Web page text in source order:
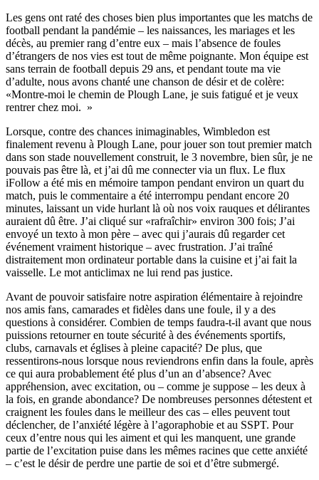
Les gens ont raté des choses bien plus importantes que les matchs de
football pendant la pandémie – les naissances, les mariages et les
décès, au premier rang d’entre eux – mais l’absence de foules
d’étrangers de nos vies est tout de même poignante. Mon équipe est
sans terrain de football depuis 29 ans, et pendant toute ma vie
d’adulte, nous avons chanté une chanson de désir et de colère:
«Montre-moi le chemin de Plough Lane, je suis fatigué et je veux
rentrer chez moi. »
Lorsque, contre des chances inimaginables, Wimbledon est
finalement revenu à Plough Lane, pour jouer son tout premier match
dans son stade nouvellement construit, le 3 novembre, bien sûr, je ne
pouvais pas être là, et j’ai dû me connecter via un flux. Le flux
iFollow a été mis en mémoire tampon pendant environ un quart du
match, puis le commentaire a été interrompu pendant encore 20
minutes, laissant un vide hurlant là où nos voix rauques et délirantes
auraient dû être. J’ai cliqué sur «rafraîchir» environ 300 fois; J’ai
envoyé un texto à mon père – avec qui j’aurais dû regarder cet
événement vraiment historique – avec frustration. J’ai traîné
distraitement mon ordinateur portable dans la cuisine et j’ai fait la
vaisselle. Le mot anticlimax ne lui rend pas justice.
Avant de pouvoir satisfaire notre aspiration élémentaire à rejoindre
nos amis fans, camarades et fidèles dans une foule, il y a des
questions à considérer. Combien de temps faudra-t-il avant que nous
puissions retourner en toute sécurité à des événements sportifs,
clubs, carnavals et églises à pleine capacité? De plus, que
ressentirons-nous lorsque nous reviendrons enfin dans la foule, après
ce qui aura probablement été plus d’un an d’absence? Avec
appréhension, avec excitation, ou – comme je suppose – les deux à
la fois, en grande abondance? De nombreuses personnes détestent et
craignent les foules dans le meilleur des cas – elles peuvent tout
déclencher, de l’anxiété légère à l’agoraphobie et au SSPT. Pour
ceux d’entre nous qui les aiment et qui les manquent, une grande
partie de l’excitation puise dans les mêmes racines que cette anxiété
– c’est le désir de perdre une partie de soi et d’être submergé.